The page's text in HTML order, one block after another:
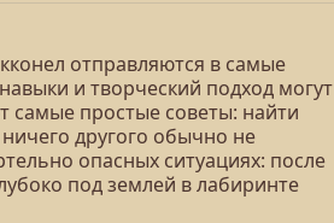
отправляются в самые
и творческий подход могут
самые простые советы: найти
другого обычно не
опасных ситуациях: после
под землей в лабиринте